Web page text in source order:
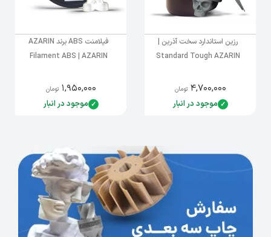
رزین استاندارد سخت آذرین |
Standard Tough AZARIN
موجود در انبار
۴,۷۰۰,۰۰۰ تومان
فیلامنت ABS برند AZARIN
Filament ABS | AZARIN
موجود در انبار
۱,۹۵۰,۰۰۰ تومان